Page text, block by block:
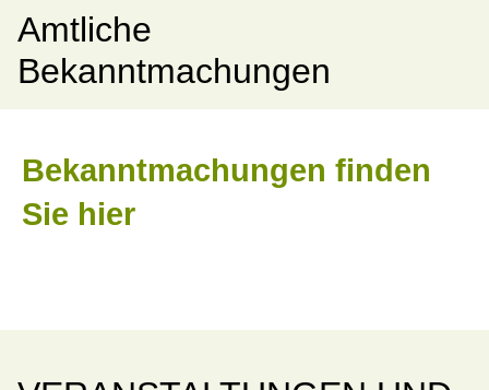
Amtliche
Bekanntmachungen
Bekanntmachungen finden
Sie hier